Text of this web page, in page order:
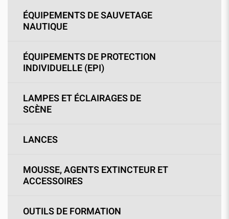
ÉQUIPEMENTS DE SAUVETAGE
NAUTIQUE
ÉQUIPEMENTS DE PROTECTION
INDIVIDUELLE (EPI)
LAMPES ET ÉCLAIRAGES DE
SCÈNE
LANCES
MOUSSE, AGENTS EXTINCTEUR ET
ACCESSOIRES
OUTILS DE FORMATION